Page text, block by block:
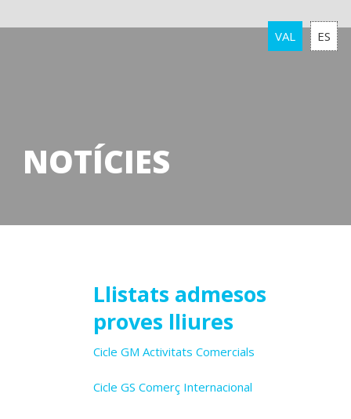
VAL ES
NOTÍCIES
Llistats admesos
proves lliures
Cicle GM Activitats Comercials
Cicle GS Comerç Internacional